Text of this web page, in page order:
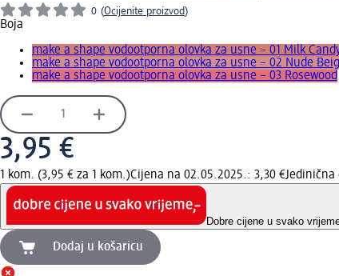
0 (Ocijenite proizvod)
Boja
make a shape vodootporna olovka za usne – 01 Milk
make a shape vodootporna olovka za usne – 02 Nude
make a shape vodootporna olovka za usne – 03 Rosewood
3,95 €
1 kom. (3,95 € za 1 kom.)Cijena na 02.05.2025.: 3,30 €Jedinična
Dobre cijene u svako
Dodaj u košaricu